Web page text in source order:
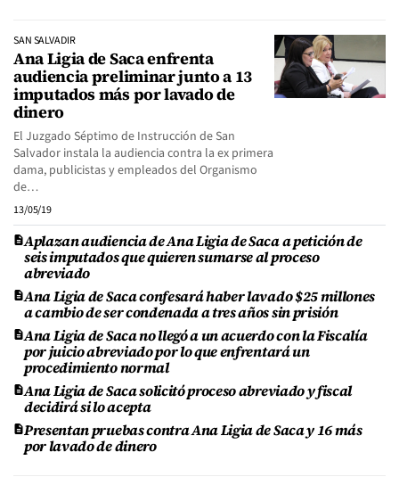
SAN SALVADIR
Ana Ligia de Saca enfrenta
audiencia preliminar junto a 13
imputados más por lavado de
dinero
El Juzgado Séptimo de Instrucción de San
Salvador instala la audiencia contra la ex primera
dama, publicistas y empleados del Organismo
de…
13/05/19
Aplazan audiencia de Ana Ligia de Saca a petición de
seis imputados que quieren sumarse al proceso
abreviado
Ana Ligia de Saca confesará haber lavado $25 millones
a cambio de ser condenada a tres años sin prisión
Ana Ligia de Saca no llegó a un acuerdo con la Fiscalía
por juicio abreviado por lo que enfrentará un
procedimiento normal
Ana Ligia de Saca solicitó proceso abreviado y fiscal
decidirá si lo acepta
Presentan pruebas contra Ana Ligia de Saca y 16 más
por lavado de dinero